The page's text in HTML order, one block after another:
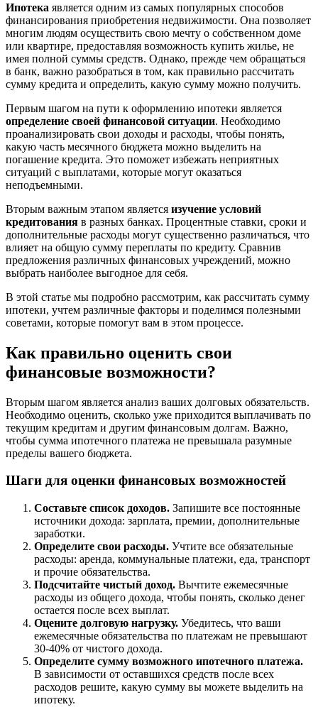
Ипотека является одним из самых популярных способов
финансирования приобретения недвижимости. Она позволяет
многим людям осуществить свою мечту о собственном доме
или квартире, предоставляя возможность купить жилье, не
имея полной суммы средств. Однако, прежде чем обращаться
в банк, важно разобраться в том, как правильно рассчитать
сумму кредита и определить, какую сумму можно получить.
Первым шагом на пути к оформлению ипотеки является
определение своей финансовой ситуации. Необходимо
проанализировать свои доходы и расходы, чтобы понять,
какую часть месячного бюджета можно выделить на
погашение кредита. Это поможет избежать неприятных
ситуаций с выплатами, которые могут оказаться
неподъемными.
Вторым важным этапом является изучение условий
кредитования в разных банках. Процентные ставки, сроки и
дополнительные расходы могут существенно различаться, что
влияет на общую сумму переплаты по кредиту. Сравнив
предложения различных финансовых учреждений, можно
выбрать наиболее выгодное для себя.
В этой статье мы подробно рассмотрим, как рассчитать сумму
ипотеки, учтем различные факторы и поделимся полезными
советами, которые помогут вам в этом процессе.
Как правильно оценить свои
финансовые возможности?
Вторым шагом является анализ ваших долговых обязательств.
Необходимо оценить, сколько уже приходится выплачивать по
текущим кредитам и другим финансовым долгам. Важно,
чтобы сумма ипотечного платежа не превышала разумные
пределы вашего бюджета.
Шаги для оценки финансовых возможностей
Составьте список доходов. Запишите все постоянные
источники дохода: зарплата, премии, дополнительные
заработки.
Определите свои расходы. Учтите все обязательные
расходы: аренда, коммунальные платежи, еда, транспорт
и прочие обязательства.
Подсчитайте чистый доход. Вычтите ежемесячные
расходы из общего дохода, чтобы понять, сколько денег
остается после всех выплат.
Оцените долговую нагрузку. Убедитесь, что ваши
ежемесячные обязательства по платежам не превышают
30-40% от чистого дохода.
Определите сумму возможного ипотечного платежа.
В зависимости от оставшихся средств после всех
расходов решите, какую сумму вы можете выделить на
ипотеку.